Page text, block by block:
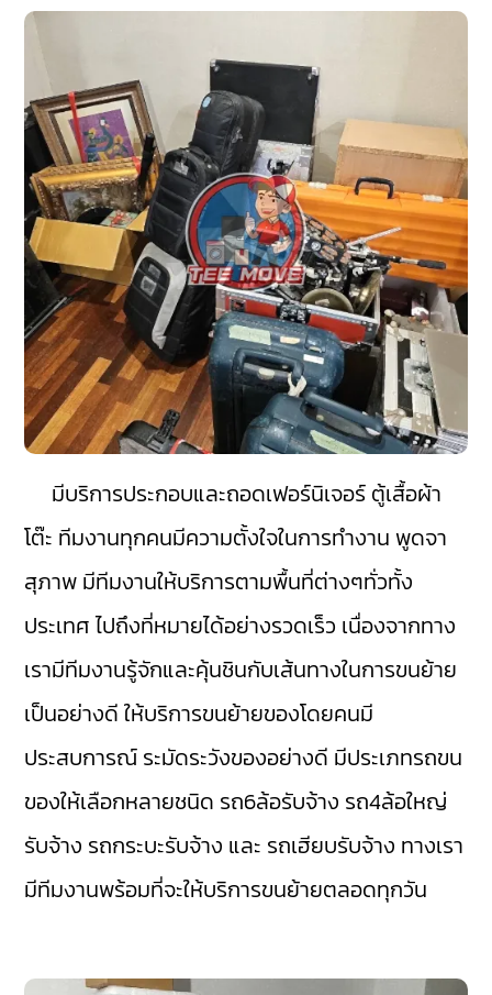
มีบริการประกอบและถอดเฟอร์นิเจอร์ ตู้เสื้อผ้า
โต๊ะ ทีมงานทุกคนมีความตั้งใจในการทำงาน พูดจา
สุภาพ มีทีมงานให้บริการตามพื้นที่ต่างๆทั่วทั้ง
ประเทศ ไปถึงที่หมายได้อย่างรวดเร็ว เนื่องจากทาง
เรามีทีมงานรู้จักและคุ้นชินกับเส้นทางในการขนย้าย
เป็นอย่างดี ให้บริการขนย้ายของโดยคนมี
ประสบการณ์ ระมัดระวังของอย่างดี มีประเภทรถขน
ของให้เลือกหลายชนิด รถ6ล้อรับจ้าง รถ4ล้อใหญ่
รับจ้าง รถกระบะรับจ้าง และ รถเฮียบรับจ้าง ทางเรา
มีทีมงานพร้อมที่จะให้บริการขนย้ายตลอดทุกวัน